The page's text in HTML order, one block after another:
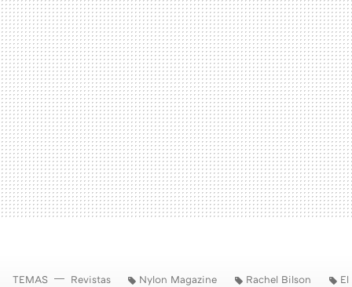
TEMAS Revistas Nylon Magazine Rachel Bilson